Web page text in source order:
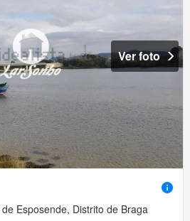
Ver foto
Esposende, Distrito de Braga